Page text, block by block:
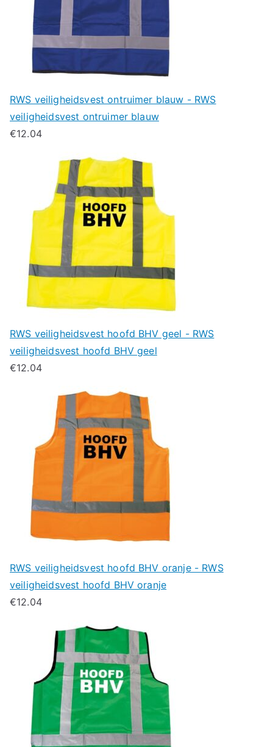
RWS veiligheidsvest ontruimer blauw - RWS
veiligheidsvest ontruimer blauw
€12.04
RWS veiligheidsvest hoofd BHV geel - RWS
veiligheidsvest hoofd BHV geel
€12.04
RWS veiligheidsvest hoofd BHV oranje - RWS
veiligheidsvest hoofd BHV oranje
€12.04